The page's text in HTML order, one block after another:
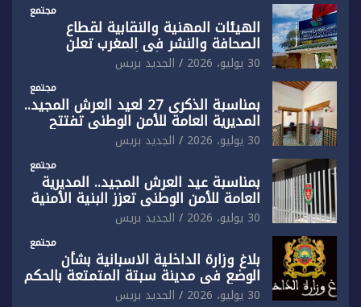
مجتمع
الهيئات المهنية والنقابية لقطاع
الصحافة والنشر في المغرب تعلن
رفضها القاطع لـ”أي أجندة انتخابية
مُعدة على مقاس سياسي ومصلحي
ضيق”
30 يوليو، 2026 الجديد بريس
مجتمع
بمناسبة الذكرى 27 لعيد العرش المجيد..
المديرية العامة للأمن الوطني تفتتح
المقر الجديد لفرقة الشرطة السياحية
بفاس
30 يوليو، 2026 الجديد بريس
مجتمع
بمناسبة عيد العرش المجيد.. المديرية
العامة للأمن الوطني تعزز البنية الأمنية
بالناظور بإحداث فرقتين جديدتين
30 يوليو، 2026 الجديد بريس
مجتمع
بلاغ وزارة الداخلية الاسبانية بشأن
الوضع في مدينة سبتة المتمتعة بالحكم
الذاتي
30 يوليو، 2026 الجديد بريس